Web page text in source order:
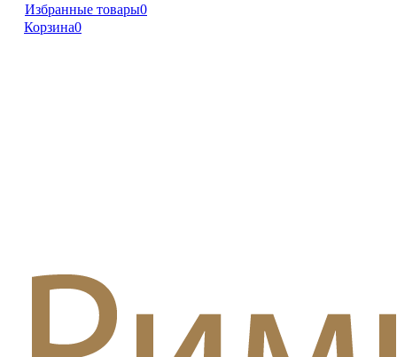
Избранные товары0
Корзина0